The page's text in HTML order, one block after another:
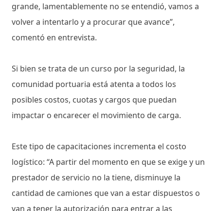
grande, lamentablemente no se entendió, vamos a
volver a intentarlo y a procurar que avance”,
comentó en entrevista.
Si bien se trata de un curso por la seguridad, la
comunidad portuaria está atenta a todos los
posibles costos, cuotas y cargos que puedan
impactar o encarecer el movimiento de carga.
Este tipo de capacitaciones incrementa el costo
logístico: “A partir del momento en que se exige y un
prestador de servicio no la tiene, disminuye la
cantidad de camiones que van a estar dispuestos o
van a tener la autorización para entrar a las